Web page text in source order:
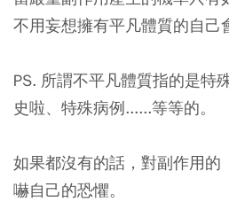
不用妄想擁有平凡體質的自己
PS. 所謂不平凡體質指的是特
史啦、特殊病例......等等的。
如果都沒有的話，對副作用的
嚇自己的恐懼。